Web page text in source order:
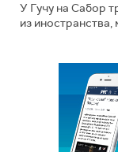
У Гучу на Сабор
из